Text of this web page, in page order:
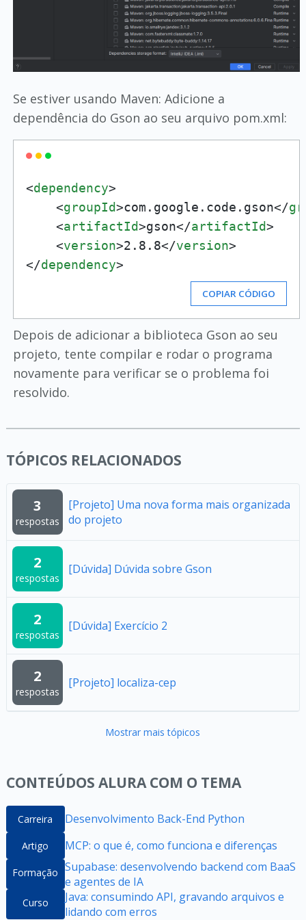
Se estiver usando Maven: Adicione a
dependência do Gson ao seu arquivo pom.xml:
<dependency>
<groupId>com.google.code.gson</
<artifactId>gson</artifactId>
<version>2.8.8</version>
</dependency>
COPIAR CÓDIGO
Depois de adicionar a biblioteca Gson ao seu
projeto, tente compilar e rodar o programa
novamente para verificar se o problema foi
resolvido.
TÓPICOS RELACIONADOS
3
respostas
[Projeto] Uma nova forma mais organizada
do projeto
2
respostas
[Dúvida] Dúvida sobre Gson
2
respostas
[Dúvida] Exercício 2
2
respostas
[Projeto] localiza-cep
Mostrar mais tópicos
CONTEÚDOS ALURA COM O TEMA
Carreira Desenvolvimento Back-End Python
Artigo MCP: o que é, como funciona e diferenças
Formação Supabase: desenvolvendo backend com BaaS
e agentes de IA
Curso
Java: consumindo API, gravando arquivos e
lidando com erros